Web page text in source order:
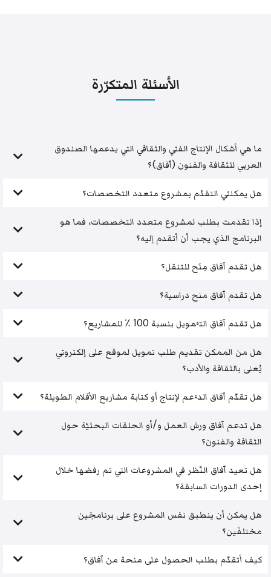
الأسئلة المتكرّرة
ما هي أشكال الإنتاج الفني والثقافي التي يدعمها الصندوق
العربي للثقافة والفنون (آفاق)؟
هل يمكنني التقدّم بمشروع متعدد التخصصات؟
إذا تقدمت بطلب لمشروع متعدد التخصصات، فما هو
البرنامج الذي يجب أن أتقدم إليه؟
هل تقدم آفاق مِنَح للتنقل؟
هل تقدم آفاق منح دراسية؟
هل تقدم آفاق التَّمويل بنسبة 100 ٪ للمشاريع؟
هل من الممكن تقديم طلب تمويل لموقع على إلكتروني
يُعنى بالثقافة والأدب؟
هل تقدّم آفاق الدَّعم لإنتاج أو كتابة مشاريع الأفلام الطويلة؟
هل تدعم آفاق ورش العمل و/أو الحلقات البحثيّة حول
الثقافة والفنون؟
هل تعيد آفاق النّظر في المشروعات التي تم رفضها خلال
إحدى الدورات السابقة؟
هل يمكن أن ينطبق نفس المشروع على برنامجَين
مختلفَين؟
كيف أتقدّم بطلب الحصول على منحة من آفاق؟